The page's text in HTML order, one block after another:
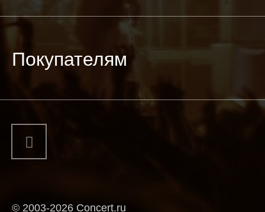
Покупателям
© 2003-2026 Concert.ru